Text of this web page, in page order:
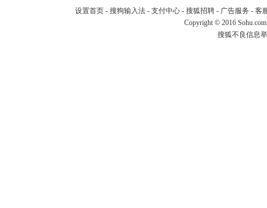
设置首页- 搜狗输入法- 支付中心- 搜狐招聘- 广告服务 - 客
Copyright © 2016
搜狐不良信息